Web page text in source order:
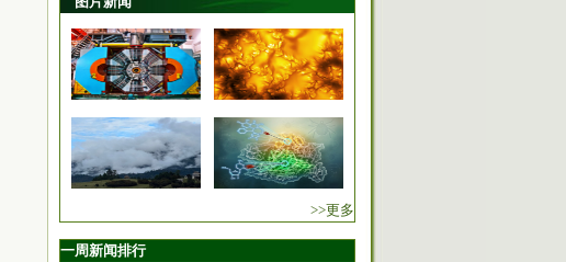
>>更多
一周新闻排行